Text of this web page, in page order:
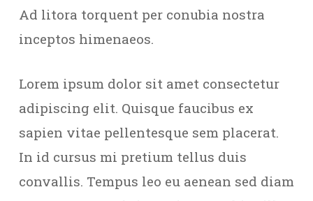
Ad litora torquent per conubia nostra
inceptos himenaeos.
Lorem ipsum dolor sit amet consectetur
adipiscing elit. Quisque faucibus ex
sapien vitae pellentesque sem placerat.
In id cursus mi pretium tellus duis
convallis. Tempus leo eu aenean sed diam